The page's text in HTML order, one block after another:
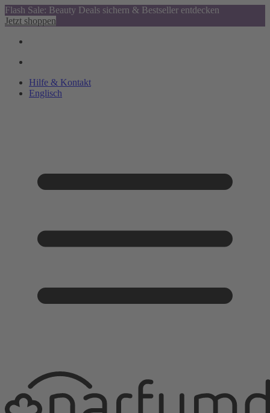
Flash Sale: Beauty Deals sichern & Bestseller entdecken
Jetzt shoppen
Hilfe & Kontakt
Englisch